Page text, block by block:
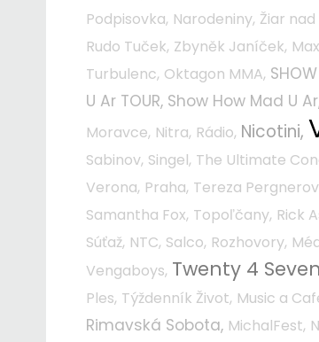
Podpisovka, Narodeniny, Žiar
Rudo Tuček, Zbyněk Janíček,
Turbulenc, Oktagon MMA,
U Ar TOUR, Show How Mad U
Moravce, Nitra, Rádio, Nicotini,
Sabinov, Singel, The Ultimate
Verona, Praha, Tereza
Samantha Fox, Topoľčany, Rick
Súťaž, NTC, Salco, Rozhovory,
Vengaboys, Twenty 4
Ples, Týždenník Život, Music a
Rimavská Sobota, MichalFest,